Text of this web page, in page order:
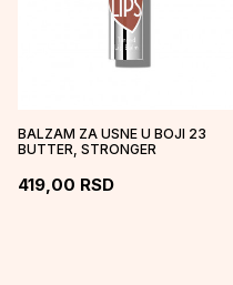
BALZAM ZA USNE U BOJI 23
BUTTER, STRONGER
419,00 RSD